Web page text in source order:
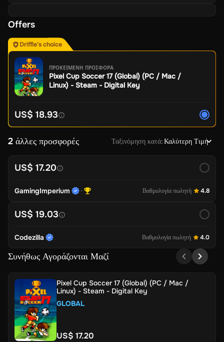
Offers
Driffle's choice
ΠΡΟΚΕΙΜΕΝΗ ΠΡΟΣΦΟΡΑ
Pixel Cup Soccer 17 (Global) (PC / Mac /
Linux) - Steam - Digital Key
US$ 18.93
2 άλλες προσφορές Ταξινόμηση κατά:Καλύτερη Τιμή
US$ 17.20
GamingImperium Βαθμολογία πωλητή 4.8
US$ 19.03
Codezilla Βαθμολογία πωλητή 4.0
Συνήθως Αγοράζονται Μαζί
Pixel Cup Soccer 17 (Global) (PC / Mac /
Linux) - Steam - Digital Key
GLOBAL
US$ 17.20